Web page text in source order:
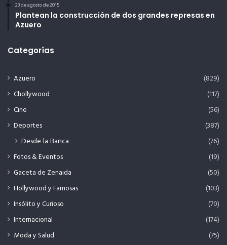
23 de agosto de 2015
Plantean la construcción de dos grandes represas en
Azuero
Categorías
Azuero
(829)
Chollywood
(117)
Cine
(56)
Deportes
(387)
Desde la Banca (76)
Fotos & Eventos
(19)
Gaceta de Zenaida
(50)
Hollywood y Famosas
(103)
Insólito y Curioso
(70)
Internacional
(174)
Moda y Salud
(75)